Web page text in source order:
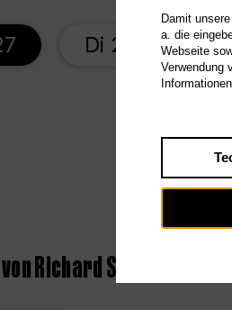
Di 27.4.27
Richard Strauss
Damit
a. die
Webseite
Verwendung